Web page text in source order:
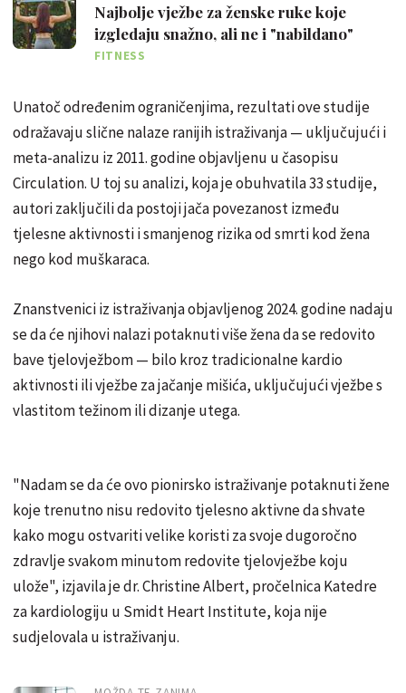
Najbolje vježbe za ženske ruke koje
izgledaju snažno, ali ne i "nabildano"
FITNESS
Unatoč određenim ograničenjima, rezultati ove studije
odražavaju slične nalaze ranijih istraživanja — uključujući i
meta-analizu iz 2011. godine objavljenu u časopisu
Circulation. U toj su analizi, koja je obuhvatila 33 studije,
autori zaključili da postoji jača povezanost između
tjelesne aktivnosti i smanjenog rizika od smrti kod žena
nego kod muškaraca.
Znanstvenici iz istraživanja objavljenog 2024. godine nadaju
se da će njihovi nalazi potaknuti više žena da se redovito
bave tjelovježbom — bilo kroz tradicionalne kardio
aktivnosti ili vježbe za jačanje mišića, uključujući vježbe s
vlastitom težinom ili dizanje utega.
"Nadam se da će ovo pionirsko istraživanje potaknuti žene
koje trenutno nisu redovito tjelesno aktivne da shvate
kako mogu ostvariti velike koristi za svoje dugoročno
zdravlje svakom minutom redovite tjelovježbe koju
ulože", izjavila je dr. Christine Albert, pročelnica Katedre
za kardiologiju u Smidt Heart Institute, koja nije
sudjelovala u istraživanju.